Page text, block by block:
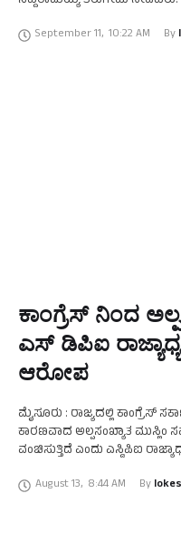
ಮಾಧ್ಯಮದವರೊಂದಿಗೆ …
September 11, 10:22 AM By
ಕಾಂಗ್ರೆಸ್ ನಿಂದ
ಎಸ್ ಡಿಪಿಐ
ಆರೋಪ
ಮೈಸೂರು : ರಾಜ್ಯದಲ್ಲಿ ಕಾಂಗ್ರೆಸ್
ಕಾರಣವಾದ ಅಲ್ಪಸಂಖ್ಯಾತ
ವಂಚಿಸುತ್ತಿದೆ ಎಂದು ಎಸ್ಡಿಪಿಐ
August 13, 8:44 AM By